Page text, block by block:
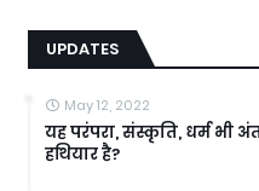
UPDATES
May 12, 2022
यह परंपरा, संस्कृति, धर्म भी
हथियार है?